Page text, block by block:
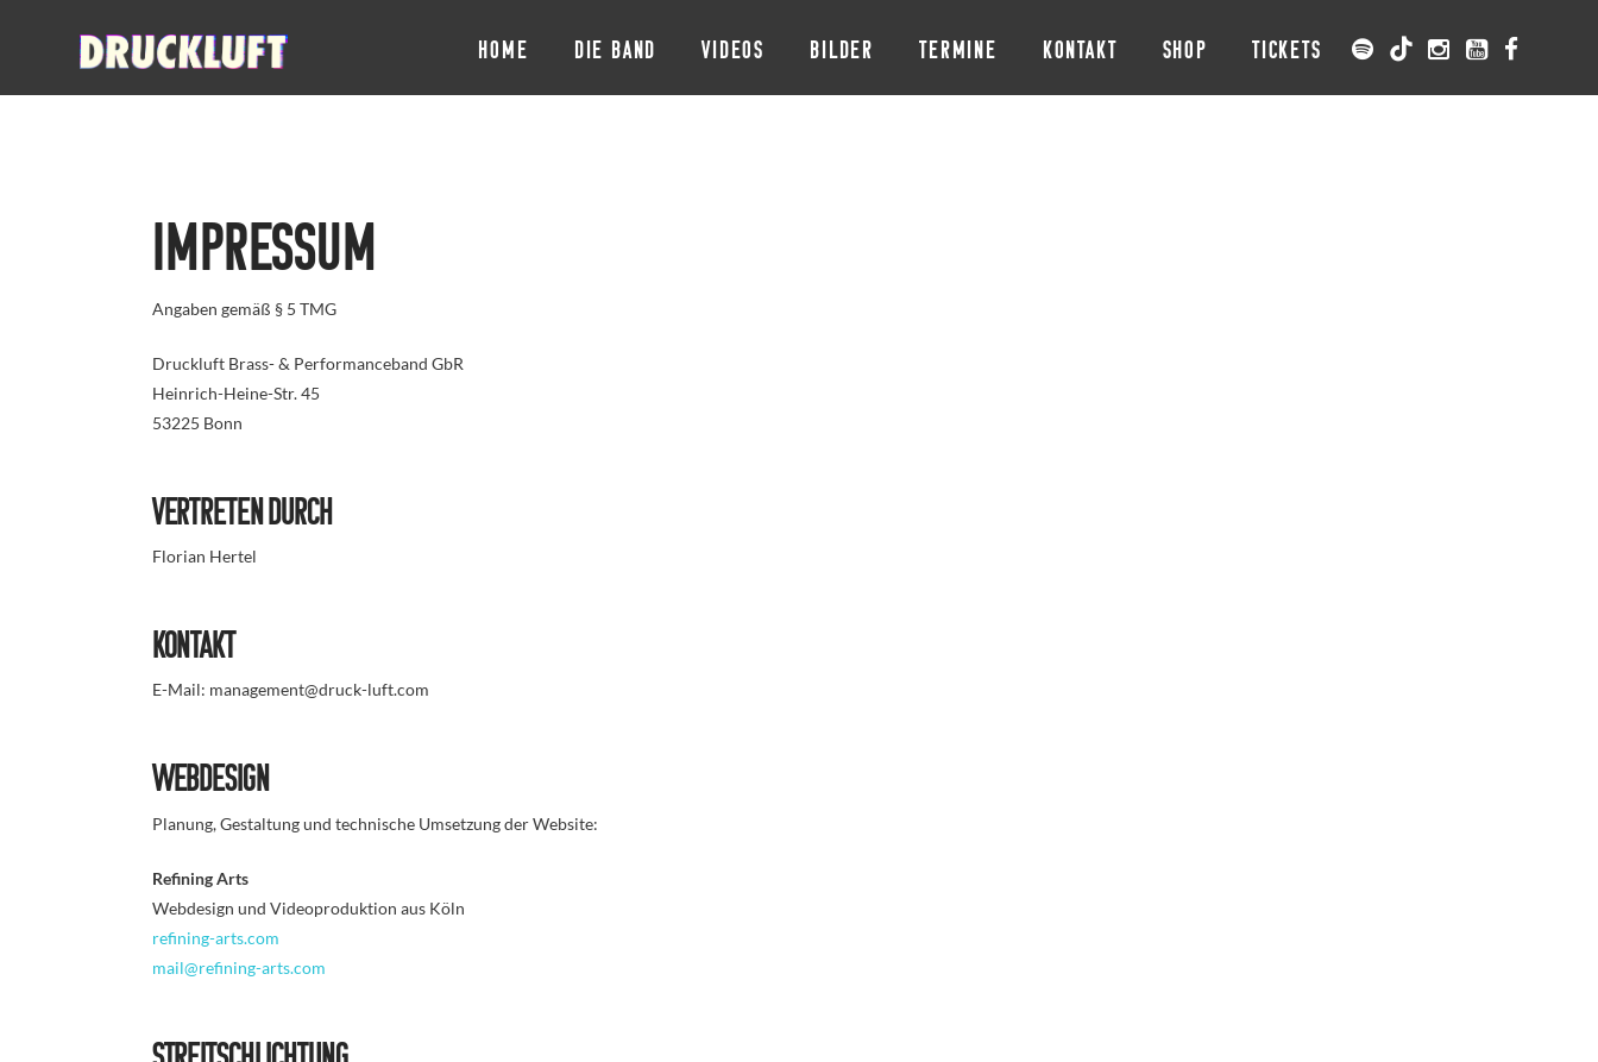
HOME DIE BAND VIDEOS BILDER TERMINE KONTAKT SHOP TICKETS
Impressum
Angaben gemäß § 5 TMG
Druckluft Brass- & Performanceband GbR
Heinrich-Heine-Str. 45
53225 Bonn
Vertreten durch
Florian Hertel
Kontakt
E-Mail: management@druck-luft.com
Webdesign
Planung, Gestaltung und technische Umsetzung der Website:
Refining Arts
Webdesign und Videoproduktion aus Köln
refining-arts.com
mail@refining-arts.com
Streitschlichtung